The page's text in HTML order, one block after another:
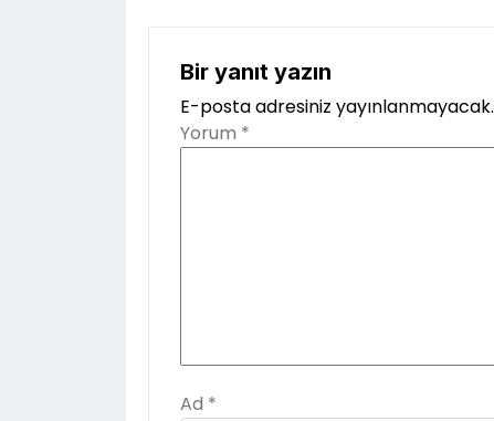
Bir yanıt yazın
E-posta adresiniz yayınlanmayacak.
Yorum *
Ad *